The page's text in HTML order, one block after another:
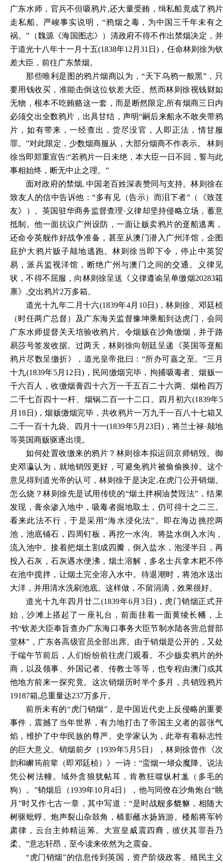
广东水师，官兵不但吸鸦片,还大量受贿，缉私船竟成了鸦片
走私船。严峻事实说明，“鸦烟之毒，为中国三千年未有之
祸。”（魏源《海国图志》）清政府不得不作出禁烟决定，并
于道光十八年十一月十五(1838年12月31日)，任命林则徐为钦
差大臣，前往广东禁烟。
那些唯利是图的鸦片烟商以为，“天下乌鸦一般黑”，只
要用钱收买，准能击倒这位钦差大臣。然而林则徐视钱财如
无物，根本不吃贿赂这一套，而是断然限定,所有烟商三日内
必须交出全数鸦片，出具甘结，声明“嗣后来船永不敢夹带鸦
片，如有带来，一经查出，货尽没官，人即正法，情甘服
罪。”对此限定，少数烟商服从，大部分烟商不作表示。 林则
徐当即郑重宣告:“若鸦片一日未绝，本大臣一日不回，誓与此
事相始终，断无中止之理。”
面对政府的禁烟, 中国老百姓深表赞同与支持。林则徐在
致友人的信中告诉他：“多有见（告示）而泪下者”（《致莲
友》）。英国驻华商务监督查理·义律却坚持侵略立场，蓄意
抵制。他一面抗议广州设防，一面让贩卖鸦片的趸船逃离，
还命令英舰作好战争准备，甚至从澳门潜入广州洋馆，企图
庇护大鸦片贩子颠地逃跑。林则徐当即下令，停止中英贸
易，派兵监视洋馆，断绝广州与澳门之间的交通。义律见
状，不得不屈服，向林则徐呈送《义律遵谕呈单缴烟20283箱
禀》,交出鸦片2万多箱。
道光十九年二月十六(1839年4月10日)，林则徐、邓廷桢
（时任两广总督）及广东海关监督豫坤乘船到达虎门，会同
广东水师提督关天培验收鸦片。令烟贩在沙角缴烟，并于路
易莎号签发收据。过两天，林则徐向朝廷呈递《英国等趸船
鸦片尽数呈缴折》，道光皇帝批曰：“所办可嘉之至。”三月
十九(1839年5月12日)，民间缴烟完毕，拘捕吸毒者、烟贩一
千六百人，收缴烟膏四十六万一千五百二十六两、烟枪四万
二千七百四十一杆、烟锅二百一十二口。四月初六(1839年5
月18日)，烟贩缴烟完毕，共收鸦片一万九千一百八十七箱又
二千一百十九袋。四月十一(1839年5月23日)，将兰士禄·颠地
等英国商贩驱逐出境。
如何处置收缴来的鸦片？林则徐本拟运回京师销毁。御
史邓瀛认为，就地销毁更好，可避免鸦片被偷偷换掉。这个
意见得到道光帝的认可，林则徐于是决定,在虎门公开销烟。
怎么烧？林则徐先是试用传统的“烟土拌桐油焚毁法”，结果
发现，膏余渗入地中，吸毒者掘地取土，仍可得十之二三。
看来此法不行，于是采用“海水浸化法”。即在海边挑挖两
池，池底铺石，四周钉板，再挖一水沟。将盐水倒入水沟，
流入池中。接着把烟土割成四瓣，倒入盐水，泡浸半日，再
投入石灰，石灰遇水便沸，烟土溶解，多名士兵拿木耙不停
在池中搅拌，让烟土完全溶入水中。待退潮时，将池水送出
大洋，并用清水洗刷池底。这样做，不留涓滴，效果很好。
道光十九年四月廿二(1839年6月3日)，虎门销烟正式开
始，沙滩上搭起了一座礼台，前面挂着一面黄绫长幡，上
书“钦差大臣奉旨查办广东海口事务大臣节制水陆各营总督部
堂林”，广东各高级官员全部出席。由于销烟是公开的，又处
于端午节前后，人们纷纷前往虎门观看。不少贩卖鸦片的外
商，以及领事、外国记者、传教士等等，也专程由澳门或其
他地方前来一探究竟。这次销烟历时半个多月，共销毁鸦片
19187箱,总重量达237万多斤。
前所未有的“虎门销烟”，是中国近代史上反侵略的重要
事件，震撼了当年世界，有力地打击了帝国主义者的嚣张气
焰，维护了中华民族的尊严。史学家认为，此举有着标志性
的巨大意义。销烟前夕（1939年5月5日），林则徐曾作《次
韵和嶰筠前辈（即邓廷桢）》一诗：“蛮烟一埽众魔降。说法
凭公树法幢。域外贪狼犹帖耳，肯教狂噬纵村尨（多毛的
狗）。”销烟后（1939年10月4日），他与同僚在沙角炮台“眺
月”时又作七古一章，其中写道：“是时战舰多貔貅，相随大
树驱蚍蜉。炮声裂山杂鼓角，樯影蘸水扬旌游。楼船将军钤
肃律，云台主帅精运筹。大宣皇威震四裔，彼伏其罪吾乃
柔。”意志轩昂，至今读来依然为之震奋。
“虎门销烟”的信息传到英国，资产阶级政客、殖民主义